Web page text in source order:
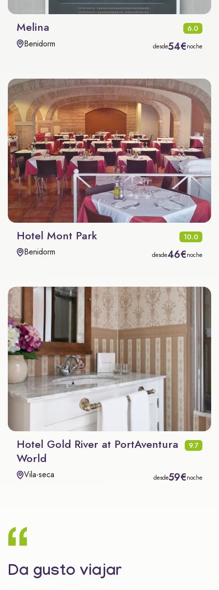
Melina 6.0
Benidorm desde54€noche
Hotel Mont Park 10.0
Benidorm desde46€noche
Hotel Gold River at PortAventura
World
9.7
Vila-seca desde59€noche
Da gusto viajar